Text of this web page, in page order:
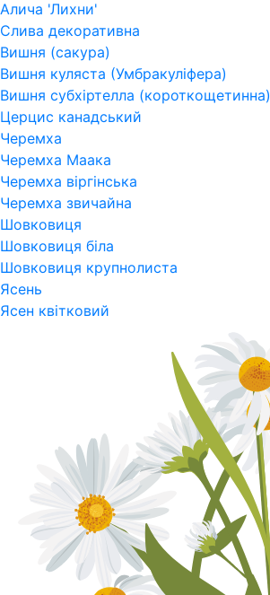
Алича 'Лихни'
Слива декоративна
Вишня (сакура)
Вишня куляста (Умбракуліфера)
Вишня субхіртелла (короткощетинна)
Церцис канадський
Черемха
Черемха Маака
Черемха віргінська
Черемха звичайна
Шовковиця
Шовковиця біла
Шовковиця крупнолиста
Ясень
Ясен квітковий